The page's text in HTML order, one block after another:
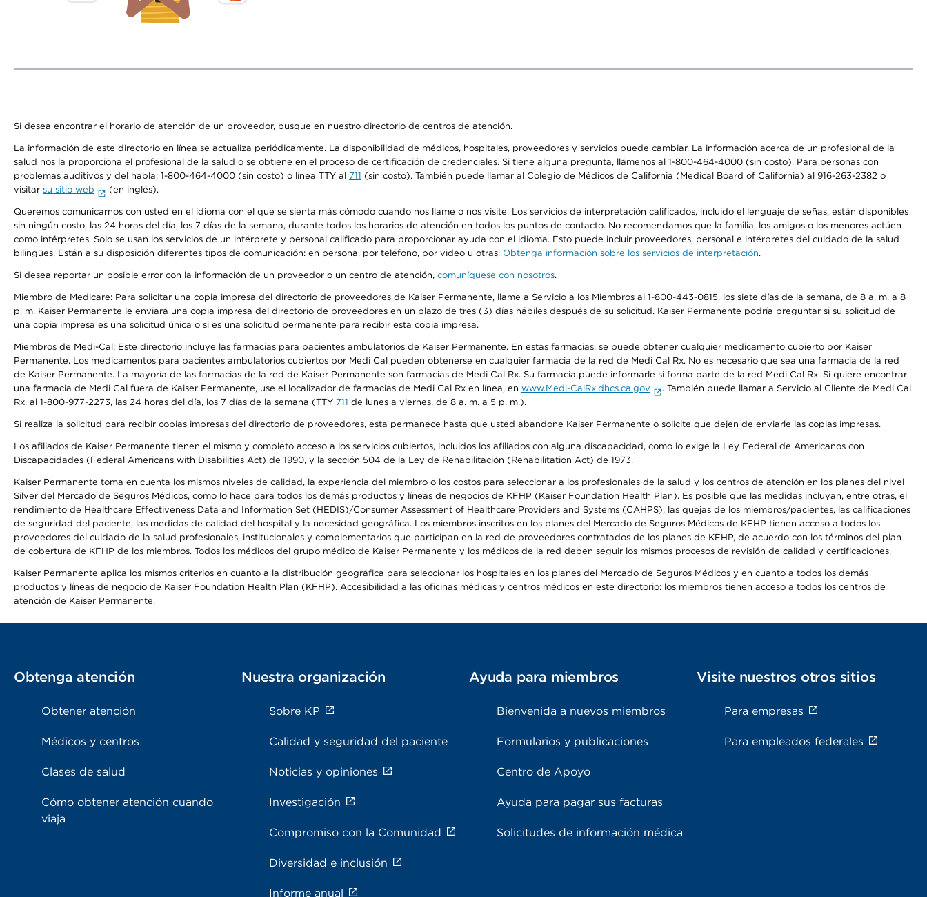
Si desea encontrar el horario de atención de un proveedor, busque en nuestro directorio de centros de atención.
La información de este directorio en línea se actualiza periódicamente. La disponibilidad de médicos, hospitales, proveedores y servicios puede cambiar. La información acerca de un profesional de la
salud nos la proporciona el profesional de la salud o se obtiene en el proceso de certificación de credenciales. Si tiene alguna pregunta, llámenos al 1-800-464-4000 (sin costo). Para personas con
problemas auditivos y del habla: 1-800-464-4000 (sin costo) o línea TTY al 711 (sin costo). También puede llamar al Colegio de Médicos de California (Medical Board of California) al 916-263-2382 o
visitar su sitio web (en inglés).
Queremos comunicarnos con usted en el idioma con el que se sienta más cómodo cuando nos llame o nos visite. Los servicios de interpretación calificados, incluido el lenguaje de señas, están disponibles
sin ningún costo, las 24 horas del día, los 7 días de la semana, durante todos los horarios de atención en todos los puntos de contacto. No recomendamos que la familia, los amigos o los menores actúen
como intérpretes. Solo se usan los servicios de un intérprete y personal calificado para proporcionar ayuda con el idioma. Esto puede incluir proveedores, personal e intérpretes del cuidado de la salud
bilingües. Están a su disposición diferentes tipos de comunicación: en persona, por teléfono, por video u otras. Obtenga información sobre los servicios de interpretación.
Si desea reportar un posible error con la información de un proveedor o un centro de atención, comuníquese con nosotros.
Miembro de Medicare: Para solicitar una copia impresa del directorio de proveedores de Kaiser Permanente, llame a Servicio a los Miembros al 1-800-443-0815, los siete días de la semana, de 8 a. m. a 8
p. m. Kaiser Permanente le enviará una copia impresa del directorio de proveedores en un plazo de tres (3) días hábiles después de su solicitud. Kaiser Permanente podría preguntar si su solicitud de
una copia impresa es una solicitud única o si es una solicitud permanente para recibir esta copia impresa.
Miembros de Medi-Cal: Este directorio incluye las farmacias para pacientes ambulatorios de Kaiser Permanente. En estas farmacias, se puede obtener cualquier medicamento cubierto por Kaiser
Permanente. Los medicamentos para pacientes ambulatorios cubiertos por Medi Cal pueden obtenerse en cualquier farmacia de la red de Medi Cal Rx. No es necesario que sea una farmacia de la red
de Kaiser Permanente. La mayoría de las farmacias de la red de Kaiser Permanente son farmacias de Medi Cal Rx. Su farmacia puede informarle si forma parte de la red Medi Cal Rx. Si quiere encontrar
una farmacia de Medi Cal fuera de Kaiser Permanente, use el localizador de farmacias de Medi Cal Rx en línea, en www.Medi-CalRx.dhcs.ca.gov
. También puede llamar a Servicio al Cliente de Medi Cal
Rx, al 1-800-977-2273, las 24 horas del día, los 7 días de la semana (TTY 711 de lunes a viernes, de 8 a. m. a 5 p. m.).
Si realiza la solicitud para recibir copias impresas del directorio de proveedores, esta permanece hasta que usted abandone Kaiser Permanente o solicite que dejen de enviarle las copias impresas.
Los afiliados de Kaiser Permanente tienen el mismo y completo acceso a los servicios cubiertos, incluidos los afiliados con alguna discapacidad, como lo exige la Ley Federal de Americanos con
Discapacidades (Federal Americans with Disabilities Act) de 1990, y la sección 504 de la Ley de Rehabilitación (Rehabilitation Act) de 1973.
Kaiser Permanente toma en cuenta los mismos niveles de calidad, la experiencia del miembro o los costos para seleccionar a los profesionales de la salud y los centros de atención en los planes del nivel
Silver del Mercado de Seguros Médicos, como lo hace para todos los demás productos y líneas de negocios de KFHP (Kaiser Foundation Health Plan). Es posible que las medidas incluyan, entre otras, el
rendimiento de Healthcare Effectiveness Data and Information Set (HEDIS)/Consumer Assessment of Healthcare Providers and Systems (CAHPS), las quejas de los miembros/pacientes, las calificaciones
de seguridad del paciente, las medidas de calidad del hospital y la necesidad geográfica. Los miembros inscritos en los planes del Mercado de Seguros Médicos de KFHP tienen acceso a todos los
proveedores del cuidado de la salud profesionales, institucionales y complementarios que participan en la red de proveedores contratados de los planes de KFHP, de acuerdo con los términos del plan
de cobertura de KFHP de los miembros. Todos los médicos del grupo médico de Kaiser Permanente y los médicos de la red deben seguir los mismos procesos de revisión de calidad y certificaciones.
Kaiser Permanente aplica los mismos criterios en cuanto a la distribución geográfica para seleccionar los hospitales en los planes del Mercado de Seguros Médicos y en cuanto a todos los demás
productos y líneas de negocio de Kaiser Foundation Health Plan (KFHP). Accesibilidad a las oficinas médicas y centros médicos en este directorio: los miembros tienen acceso a todos los centros de
atención de Kaiser Permanente.
Obtenga atención
Obtener atención
Médicos y centros
Clases de salud
Cómo obtener atención cuando
viaja
Nuestra organización
Sobre KP
Calidad y seguridad del paciente
Noticias y opiniones
Investigación
Compromiso con la Comunidad
Diversidad e inclusión
Informe anual
Ayuda para miembros
Bienvenida a nuevos miembros
Formularios y publicaciones
Centro de Apoyo
Ayuda para pagar sus facturas
Solicitudes de información médica
Visite nuestros otros sitios
Para empresas
Para empleados federales